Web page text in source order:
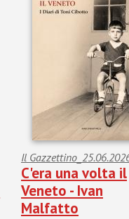
Il
C'era una volta il
Veneto - Ivan
Malfatto